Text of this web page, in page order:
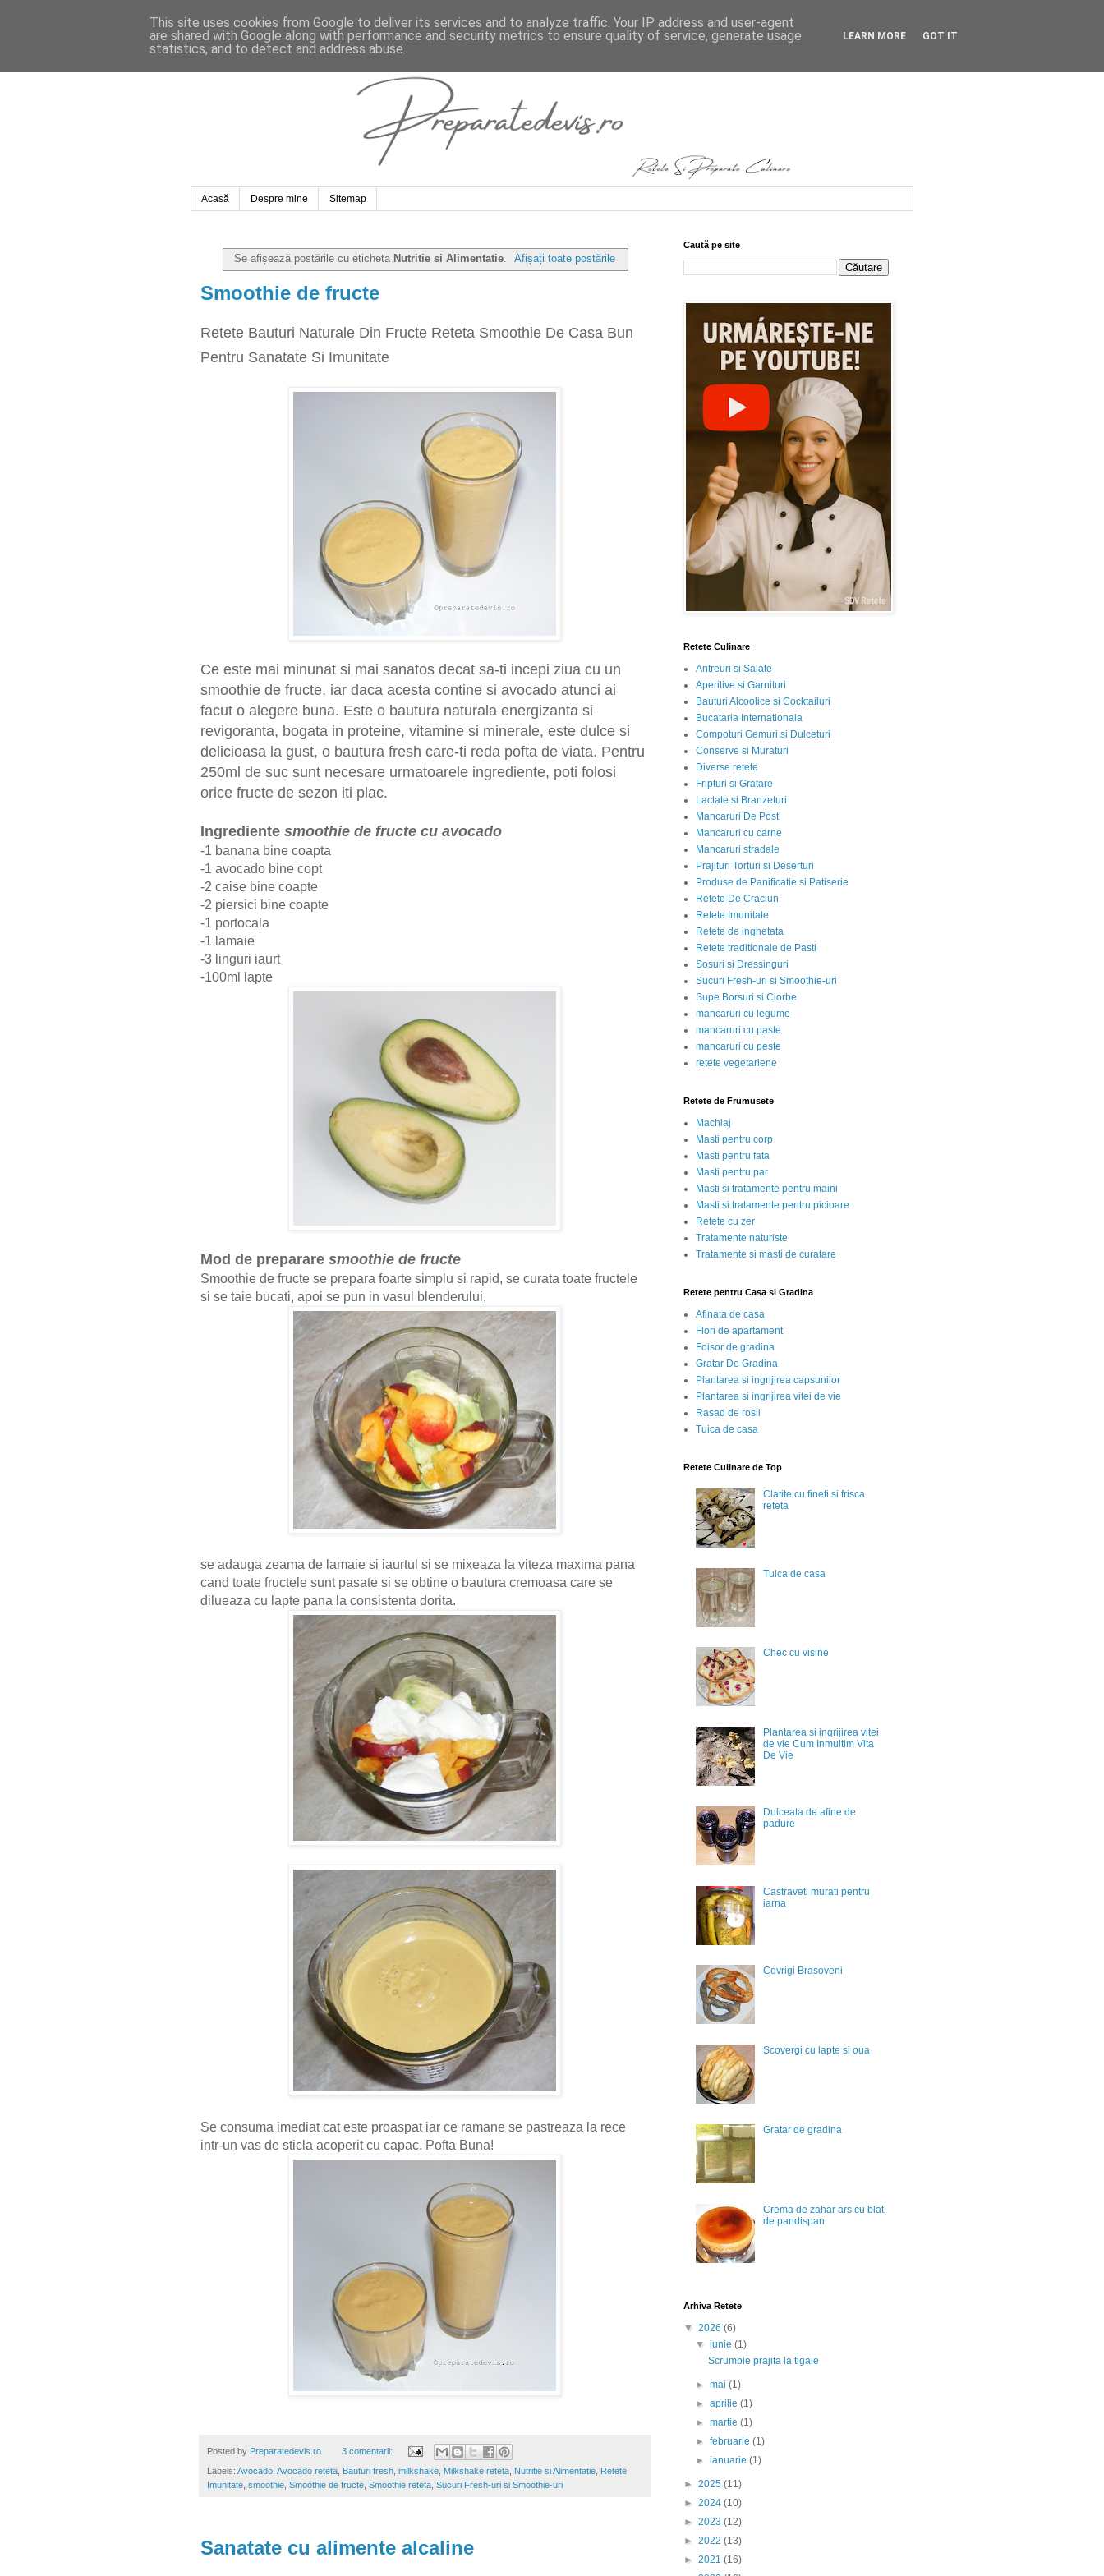
Acasă Despre mine Sitemap
Se afișează postările cu eticheta Nutritie si Alimentatie. Afișați toate postările
Smoothie de fructe
Retete Bauturi Naturale Din Fructe Reteta Smoothie De Casa Bun
Pentru Sanatate Si Imunitate
Ce este mai minunat si mai sanatos decat sa-ti incepi ziua cu un
smoothie de fructe, iar daca acesta contine si avocado atunci ai
facut o alegere buna. Este o bautura naturala energizanta si
revigoranta, bogata in proteine, vitamine si minerale, este dulce si
delicioasa la gust, o bautura fresh care-ti reda pofta de viata. Pentru
250ml de suc sunt necesare urmatoarele ingrediente, poti folosi
orice fructe de sezon iti plac.
Ingrediente smoothie de fructe cu avocado
-1 banana bine coapta
-1 avocado bine copt
-2 caise bine coapte
-2 piersici bine coapte
-1 portocala
-1 lamaie
-3 linguri iaurt
-100ml lapte
Mod de preparare smoothie de fructe
Smoothie de fructe se prepara foarte simplu si rapid, se curata toate fructele
si se taie bucati, apoi se pun in vasul blenderului,
se adauga zeama de lamaie si iaurtul si se mixeaza la viteza maxima pana
cand toate fructele sunt pasate si se obtine o bautura cremoasa care se
dilueaza cu lapte pana la consistenta dorita.
Se consuma imediat cat este proaspat iar ce ramane se pastreaza la rece
intr-un vas de sticla acoperit cu capac. Pofta Buna!
Posted by Preparatedevis.ro 3 comentarii:
Labels: Avocado Avocado reteta Bauturi fresh milkshake Milkshake reteta Nutritie si Alimentatie Retete
Imunitate smoothie Smoothie de fructe Smoothie reteta Sucuri Fresh-uri si Smoothie-uri
Sanatate cu alimente alcaline
Caută pe site
Retete Culinare
Antreuri si Salate
Aperitive si Garnituri
Bauturi Alcoolice si Cocktailuri
Bucataria Internationala
Compoturi Gemuri si Dulceturi
Conserve si Muraturi
Diverse retete
Fripturi si Gratare
Lactate si Branzeturi
Mancaruri De Post
Mancaruri cu carne
Mancaruri stradale
Prajituri Torturi si Deserturi
Produse de Panificatie si Patiserie
Retete De Craciun
Retete Imunitate
Retete de inghetata
Retete traditionale de Pasti
Sosuri si Dressinguri
Sucuri Fresh-uri si Smoothie-uri
Supe Borsuri si Ciorbe
mancaruri cu legume
mancaruri cu paste
mancaruri cu peste
retete vegetariene
Retete de Frumusete
Machiaj
Masti pentru corp
Masti pentru fata
Masti pentru par
Masti si tratamente pentru maini
Masti si tratamente pentru picioare
Retete cu zer
Tratamente naturiste
Tratamente si masti de curatare
Retete pentru Casa si Gradina
Afinata de casa
Flori de apartament
Foisor de gradina
Gratar De Gradina
Plantarea si ingrijirea capsunilor
Plantarea si ingrijirea vitei de vie
Rasad de rosii
Tuica de casa
Retete Culinare de Top
Clatite cu fineti si frisca
reteta
Tuica de casa
Chec cu visine
Plantarea si ingrijirea vitei
de vie Cum Inmultim Vita
De Vie
Dulceata de afine de
padure
Castraveti murati pentru
iarna
Covrigi Brasoveni
Scovergi cu lapte si oua
Gratar de gradina
Crema de zahar ars cu blat
de pandispan
Arhiva Retete
▼ 2026 (6)
▼iunie(1)
Scrumbie prajita la tigaie
►mai(1)
►aprilie(1)
►martie(1)
►februarie(1)
►ianuarie(1)
► 2025 (11)
► 2024 (10)
► 2023 (12)
► 2022 (13)
► 2021 (16)
This site uses cookies from Google to deliver its services and to analyze traffic. Your IP address and user-agent
are shared with Google along with performance and security metrics to ensure quality of service, generate usage
statistics, and to detect and address abuse.
LEARN MORE GOT IT